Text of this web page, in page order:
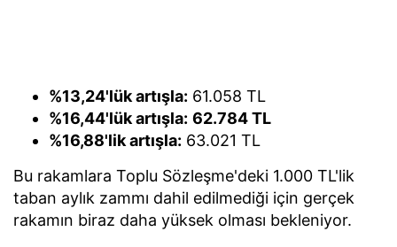
%13,24'lük artışla: 61.058 TL
%16,44'lük artışla: 62.784 TL
%16,88'lik artışla: 63.021 TL
Bu rakamlara Toplu Sözleşme'deki 1.000 TL'lik
taban aylık zammı dahil edilmediği için gerçek
rakamın biraz daha yüksek olması bekleniyor.